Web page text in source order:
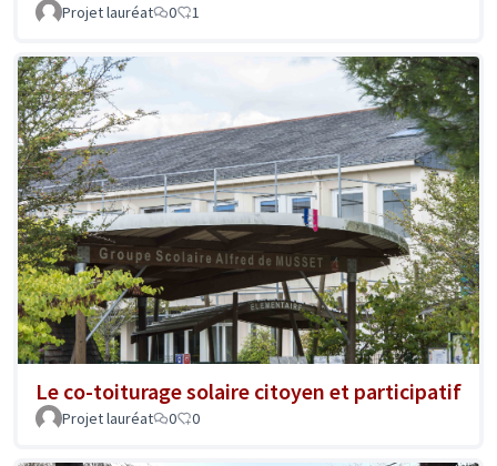
Projet lauréat 0 1
Le co-toiturage solaire citoyen et participatif
Projet lauréat 0 0